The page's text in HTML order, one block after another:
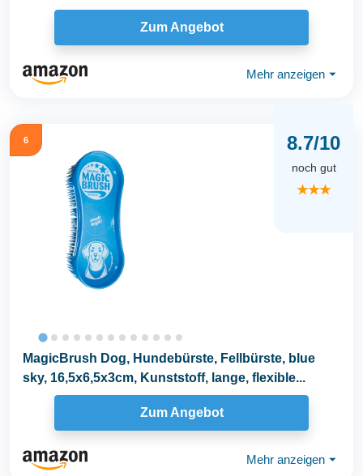
Zum Angebot
Mehr anzeigen ⏷
6 8.7/10
noch gut
★★★
MagicBrush Dog, Hundebürste, Fellbürste, blue
sky, 16,5x6,5x3cm, Kunststoff, lange, flexible...
Zum Angebot
Mehr anzeigen ⏷